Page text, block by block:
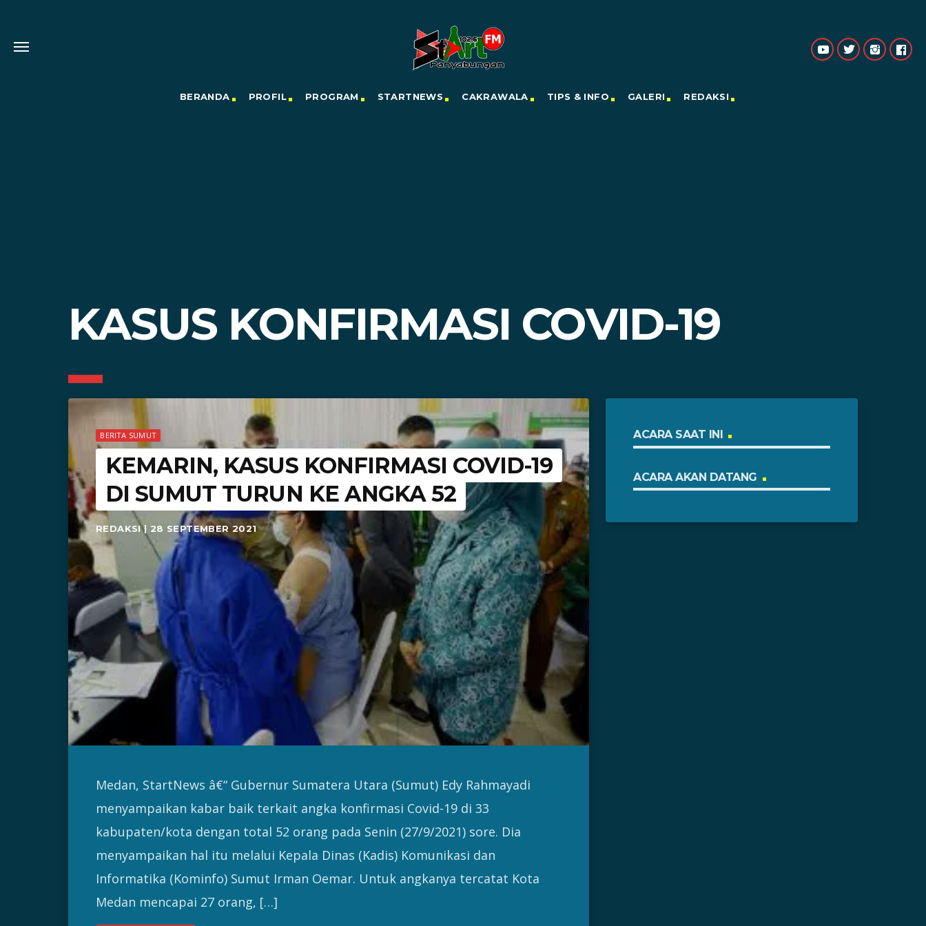
BERANDA PROFIL PROGRAM STARTNEWS CAKRAWALA TIPS & INFO GALERI REDAKSI
KASUS KONFIRMASI COVID-19
BERITA SUMUT
KEMARIN, KASUS KONFIRMASI COVID-19
DI SUMUT TURUN KE ANGKA 52
REDAKSI | 28 SEPTEMBER 2021
Medan, StartNews â€“ Gubernur Sumatera Utara (Sumut) Edy Rahmayadi
menyampaikan kabar baik terkait angka konfirmasi Covid-19 di 33
kabupaten/kota dengan total 52 orang pada Senin (27/9/2021) sore. Dia
menyampaikan hal itu melalui Kepala Dinas (Kadis) Komunikasi dan
Informatika (Kominfo) Sumut Irman Oemar. Untuk angkanya tercatat Kota
Medan mencapai 27 orang, […]
ACARA SAAT INI
ACARA AKAN DATANG